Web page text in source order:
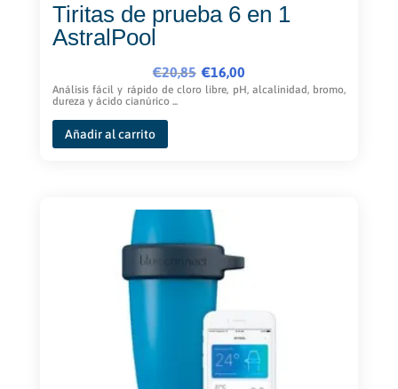
Tiritas de prueba 6 en 1
AstralPool
€20,85 El
precio
€16,00
El
precio
Análisis fácil y rápido de cloro libre, pH, alcalinidad, bromo,
dureza y ácido cianúrico ...
Añadir al carrito